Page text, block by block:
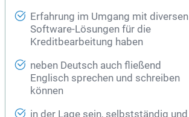
Erfahrung im Umgang mit diversen
Software-Lösungen für die
Kreditbearbeitung haben
neben Deutsch auch fließend
Englisch sprechen und schreiben
können
in der Lage sein, selbstständig und